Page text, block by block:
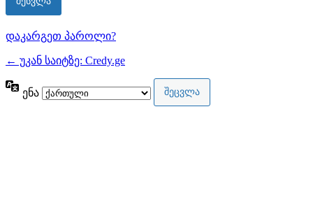
დაკარგეთ პაროლი?
← უკან საიტზე: Credy.ge
ენა